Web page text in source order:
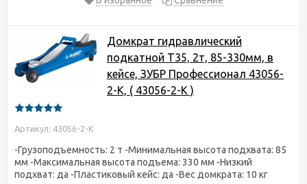
Домкрат гидравлический
подкатной T35, 2т, 85-330мм, в
кейсе, ЗУБР Профессионал 43056-
2-K, ( 43056-2-K )
Артикул: 43056-2-K
-Грузоподъемность: 2 т -Минимальная высота подхвата: 85
мм -Максимальная высота подъема: 330 мм -Низкий
подхват: да -Пластиковый кейс: да -Вес домкрата: 10 кг